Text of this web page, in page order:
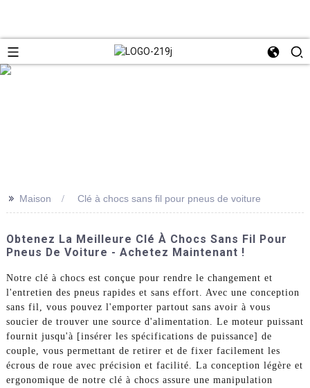
>> Maison Clé à chocs sans fil pour pneus de voiture
Obtenez La Meilleure Clé À Chocs Sans Fil Pour
Pneus De Voiture - Achetez Maintenant !
Notre clé à chocs est conçue pour rendre le changement et
l'entretien des pneus rapides et sans effort. Avec une conception
sans fil, vous pouvez l'emporter partout sans avoir à vous
soucier de trouver une source d'alimentation. Le moteur puissant
fournit jusqu'à [insérer les spécifications de puissance] de
couple, vous permettant de retirer et de fixer facilement les
écrous de roue avec précision et facilité. La conception légère et
ergonomique de notre clé à chocs assure une manipulation